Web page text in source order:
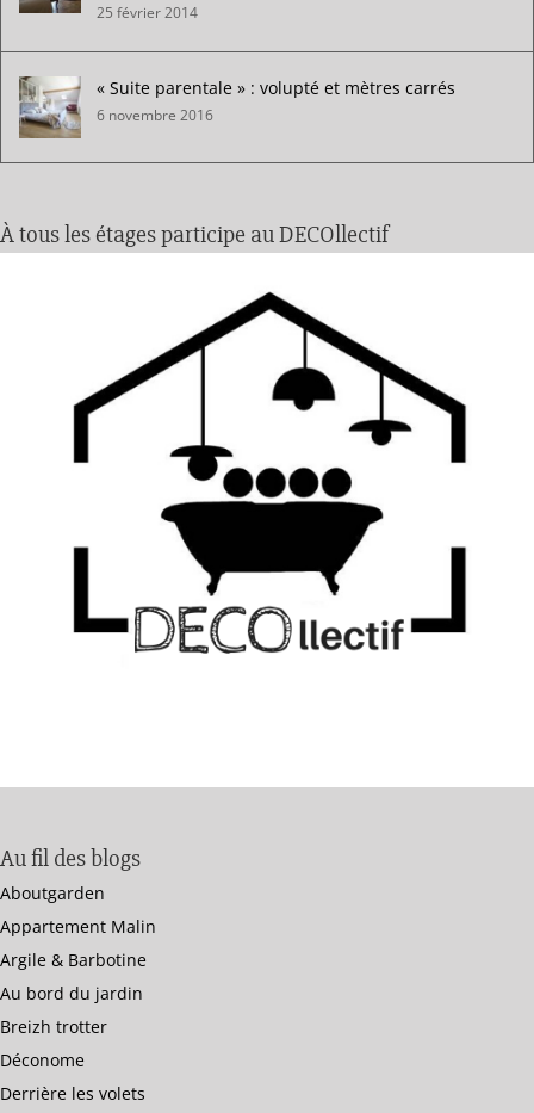
25 février 2014
« Suite parentale » : volupté et mètres carrés
6 novembre 2016
À tous les étages participe au DECOllectif
Au fil des blogs
Aboutgarden
Appartement Malin
Argile & Barbotine
Au bord du jardin
Breizh trotter
Déconome
Derrière les volets